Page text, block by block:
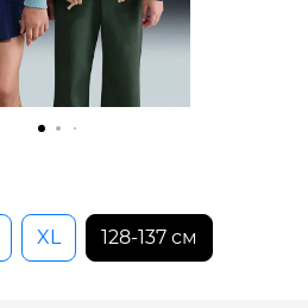
XL 128-137 см